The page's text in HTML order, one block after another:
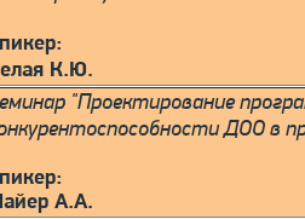
К.Ю.
"Проектирование
ДОО в
А.А.